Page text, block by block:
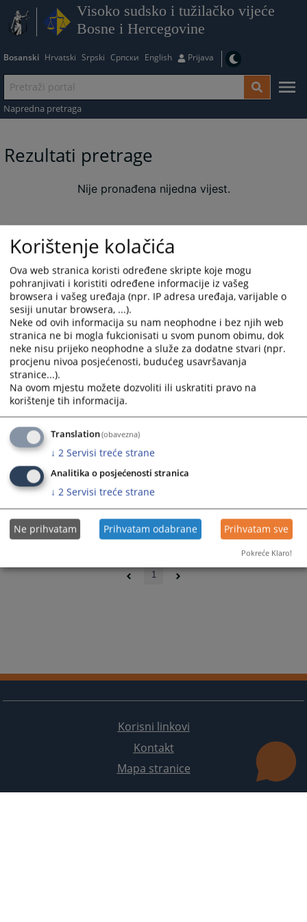
Visoko sudsko i tužilačko vijeće
Bosne i Hercegovine
Bosanski Hrvatski Srpski Српски English Prijava
Napredna pretraga
Rezultati pretrage
Nije pronađena nijedna vijest.
1
Korisni linkovi
Kontakt
Mapa stranice
Korištenje kolačića
Ova web stranica koristi određene skripte koje mogu
pohranjivati i koristiti određene informacije iz vašeg
browsera i vašeg uređaja (npr. IP adresa uređaja, varijable o
sesiji unutar browsera, ...).
Neke od ovih informacija su nam neophodne i bez njih web
stranica ne bi mogla fukcionisati u svom punom obimu, dok
neke nisu prijeko neophodne a služe za dodatne stvari (npr.
procjenu nivoa posjećenosti, budućeg usavršavanja
stranice...).
Na ovom mjestu možete dozvoliti ili uskratiti pravo na
korištenje tih informacija.
Translation(obavezna)
↓ 2 Servisi treće strane
Analitika o posjećenosti stranica
↓ 2 Servisi treće strane
Ne prihvatam Prihvatam odabrane Prihvatam sve
Pokreće Klaro!